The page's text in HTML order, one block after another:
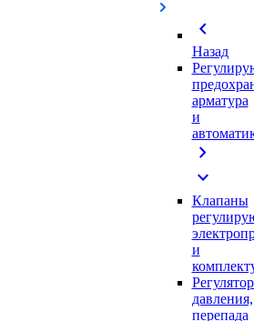
chevron_left
Назад
арматура
и
chevron_right
expand_more
Клапаны
и
давления,
перепада